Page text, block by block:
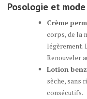
Posologie et
Crème
corps, de la
légèrement.
Renouveler
Lotion
sèche, sans
consécutifs.